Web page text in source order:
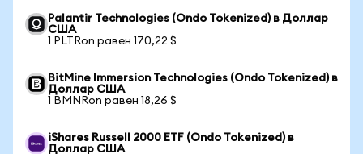
Palantir Technologies (Ondo Tokenized) в Доллар
США
1 PLTRon равен 170,22 $
BitMine Immersion Technologies (Ondo Tokenized) в
Доллар США
1 BMNRon равен 18,26 $
iShares Russell 2000 ETF (Ondo Tokenized) в
Доллар США